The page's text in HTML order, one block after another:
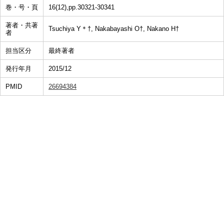
巻・号・頁 16(12),pp.30321-30341
著者・共著
者
Tsuchiya Y＊†, Nakabayashi O†, Nakano H†
担当区分 最終著者
発行年月 2015/12
PMID 26694384